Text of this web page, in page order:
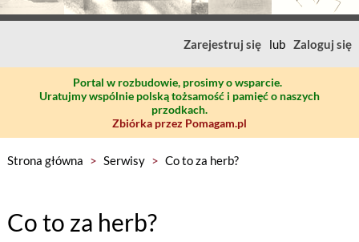
Zarejestruj się lub Zaloguj się
Portal w rozbudowie, prosimy o wsparcie.
Uratujmy wspólnie polską tożsamość i pamięć o naszych
przodkach.
Zbiórka przez Pomagam.pl
Strona główna > Serwisy > Co to za herb?
Co to za herb?